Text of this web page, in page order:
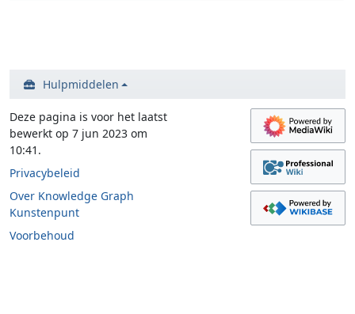
Hulpmiddelen
Deze pagina is voor het laatst
bewerkt op 7 jun 2023 om
10:41.
Privacybeleid
Over Knowledge Graph
Kunstenpunt
Voorbehoud